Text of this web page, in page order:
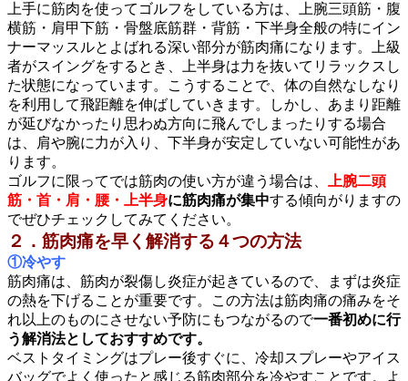
上手に筋肉を使ってゴルフをしている方は、上腕三頭筋・腹
横筋・肩甲下筋・骨盤底筋群・背筋・下半身全般の特にイン
ナーマッスルとよばれる深い部分が筋肉痛になります。上級
者がスイングをするとき、上半身は力を抜いてリラックスし
た状態になっています。こうすることで、体の自然なしなり
を利用して飛距離を伸ばしていきます。しかし、あまり距離
が延びなかったり思わぬ方向に飛んでしまったりする場合
は、肩や腕に力が入り、下半身が安定していない可能性があ
ります。
ゴルフに限ってでは筋肉の使い方が違う場合は、
上腕二頭
筋・首・肩・腰・上半身に筋肉痛が集中する傾向がりますの
でぜひチェックしてみてください。
２．筋肉痛を早く解消する４つの方法
①冷やす
筋肉痛は、筋肉が裂傷し炎症が起きているので、まずは炎症
の熱を下げることが重要です。この方法は筋肉痛の痛みをそ
れ以上のものにさせない予防にもつながるので一番初めに行
う解消法としておすすめです。
ベストタイミングはプレー後すぐに、冷却スプレーやアイス
バッグでよく使ったと感じる筋肉部分を冷やすことです。よ